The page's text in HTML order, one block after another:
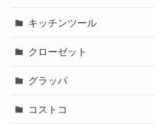
キッチンツール
クローゼット
グラッパ
コストコ